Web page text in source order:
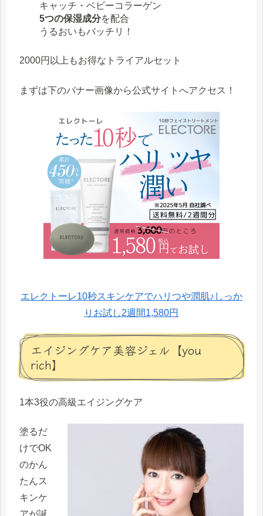
キャッチ・ベビーコラーゲン
5つの保湿成分を配合
うるおいもバッチリ！
2000円以上もお得なトライアルセット
まずは下のバナー画像から公式サイトへアクセス！
エレクトーレ10秒スキンケアでハリつや潤肌♪しっか
りお試し2週間1,580円
エイジングケア美容ジェル【you
rich】
1本3役の高級エイジングケア
塗るだ
けでOK
のかん
たんス
キンケ